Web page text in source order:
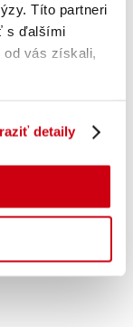
Títo partneri
s ďalšími
od vás získali,
detaily
–